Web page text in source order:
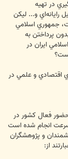
در تهيه
رايانه‌اي‌ و... ليکن
جمهوري اسلامي
پرداختن به
‏ايران در
اقتصادي و علمي در
حضور فعال كشور در
انجام شده است
و ‏پژوهشگران
از: